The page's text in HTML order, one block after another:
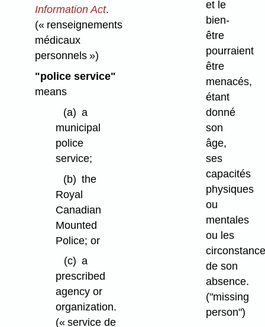
Information Act.
(« renseignements
médicaux
personnels »)
"police service"
means
(a) a
municipal
police
service;
(b) the
Royal
Canadian
Mounted
Police; or
(c) a
prescribed
agency or
organization.
(« service de
et le
bien-
être
pourraient
être
menacés,
étant
donné
son
âge,
ses
capacités
physiques
ou
mentales
ou les
de son
absence.
("missing
person")